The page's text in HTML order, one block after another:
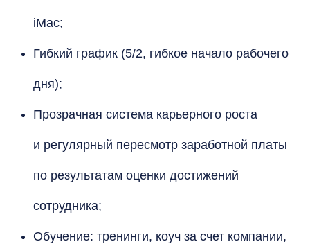
iMac;
Гибкий график (5/2, гибкое начало рабочего
дня);
Прозрачная система карьерного роста
и регулярный пересмотр заработной платы
по результатам оценки достижений
сотрудника;
Обучение: тренинги, коуч за счет компании,